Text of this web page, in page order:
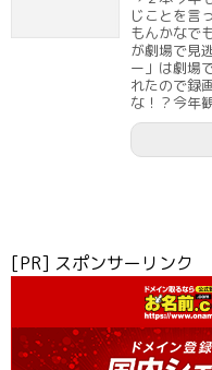
じことを言
もんかなで
が劇場で見
ー」は劇場
れたので録
な！？今年
[PR] スポンサーリンク